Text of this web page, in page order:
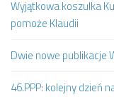
Wyjątkowa koszulka
pomoże Klaudii
Dwie nowe publikacje
46.PPP: kolejny dzień